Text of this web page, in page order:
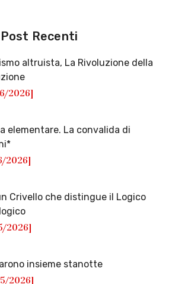
Post Recenti
altruista, La Rivoluzione della
2026]
elementare. La convalida di
2026]
Crivello che distingue il Logico
2026]
insieme stanotte
2026]